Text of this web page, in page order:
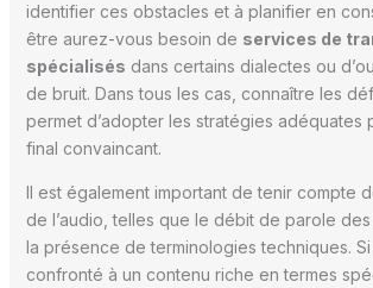
identifier ces obstacles et à planifier en
être aurez-vous besoin de services de
spécialisés dans certains dialectes ou
de bruit. Dans tous les cas, connaître les
permet d’adopter les stratégies adéquates
final convaincant.
Il est également important de tenir compte
de l’audio, telles que le débit de parole
la présence de terminologies techniques.
confronté à un contenu riche en termes